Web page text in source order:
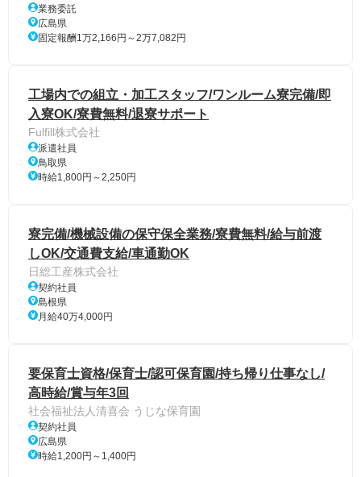
業務委託
広島県
固定報酬1万2,166円～2万7,082円
工場内での組立・加工スタッフ/ワンルーム寮完備/即
入寮OK/寮費無料/退寮サポート
Fulfill株式会社
派遣社員
鳥取県
時給1,800円～2,250円
寮完備/機械設備の保守保全業務/寮費無料/給与前渡
しOK/交通費支給/車通勤OK
日総工産株式会社
契約社員
島根県
月給40万4,000円
要保育士資格/保育士/認可保育園/持ち帰り仕事なし/
高時給/賞与年3回
社会福祉法人清喜会 うじな保育園
契約社員
広島県
時給1,200円～1,400円